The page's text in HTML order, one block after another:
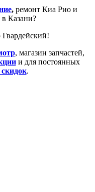
, ремонт Киа Рио и
в Казани?
, магазин запчастей,
и для постоянных
.